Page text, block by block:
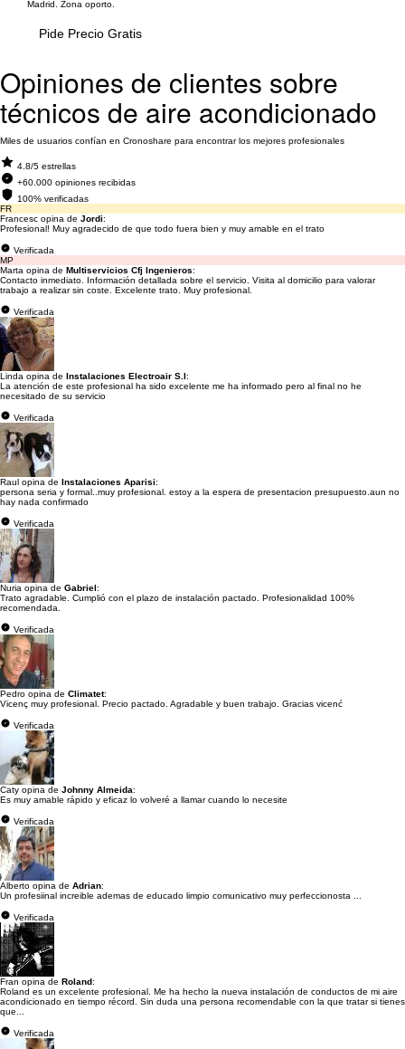
Madrid. Zona oporto.
Pide Precio Gratis
Opiniones de clientes sobre
técnicos de aire acondicionado
Miles de usuarios confían en Cronoshare para encontrar los mejores profesionales
4.8/5 estrellas
+60.000 opiniones recibidas
100% verificadas
FR
Francesc opina de Jordi:
Profesional! Muy agradecido de que todo fuera bien y muy amable en el trato
Verificada
MP
Marta opina de Multiservicios Cfj Ingenieros:
Contacto inmediato. Información detallada sobre el servicio. Visita al domicilio para valorar
trabajo a realizar sin coste. Excelente trato. Muy profesional.
Verificada
Linda opina de Instalaciones Electroair S.l:
La atención de este profesional ha sido excelente me ha informado pero al final no he
necesitado de su servicio
Verificada
Raul opina de Instalaciones Aparisi:
persona seria y formal..muy profesional. estoy a la espera de presentacion presupuesto.aun no
hay nada confirmado
Verificada
Nuria opina de Gabriel:
Trato agradable. Cumplió con el plazo de instalación pactado. Profesionalidad 100%
recomendada.
Verificada
Pedro opina de Climatet:
Vicenç muy profesional. Precio pactado. Agradable y buen trabajo. Gracias vicenć
Verificada
Caty opina de Johnny Almeida:
Es muy amable rápido y eficaz lo volveré a llamar cuando lo necesite
Verificada
Alberto opina de Adrian:
Un profesiinal increible ademas de educado limpio comunicativo muy perfeccionosta ...
Verificada
Fran opina de Roland:
Roland es un excelente profesional. Me ha hecho la nueva instalación de conductos de mi aire
acondicionado en tiempo récord. Sin duda una persona recomendable con la que tratar si tienes
que...
Verificada